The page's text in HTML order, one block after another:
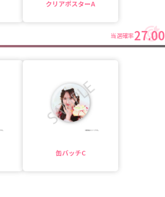
クリアポスターA
当選確率27.00
缶バッチC